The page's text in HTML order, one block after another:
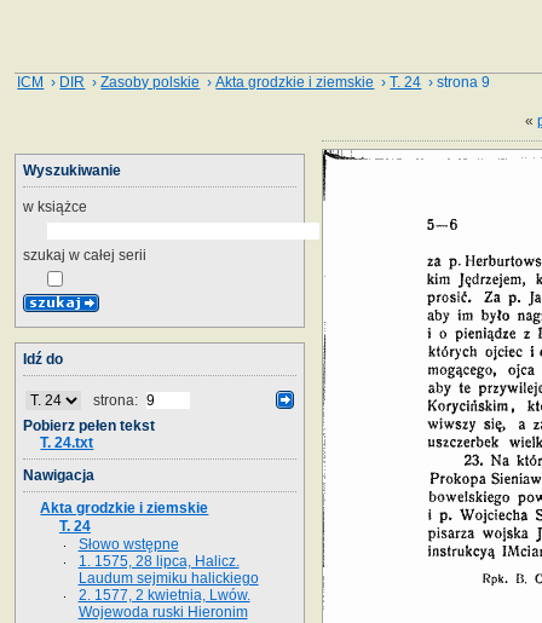
ICM › DIR ›Zasoby polskie ›Akta grodzkie i ziemskie ›T. 24 › strona 9
«
Wyszukiwanie
w książce
szukaj w całej serii
Idź do
strona:
Pobierz pełen tekst
T. 24.txt
Nawigacja
Akta grodzkie i ziemskie
T. 24
Słowo wstępne
1. 1575, 28 lipca, Halicz.
Laudum sejmiku halickiego
2. 1577, 2 kwietnia, Lwów.
Wojewoda ruski Hieronim